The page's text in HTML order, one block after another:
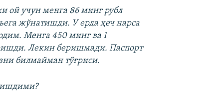
360p 480p
1080p
720p
1080p
учун менга 86 минг рубл
жўнатишди. У ерда ҳеч нарса
Менга 450 минг ва 1
Лекин беришмади. Паспорт
билмайман тўғриси.